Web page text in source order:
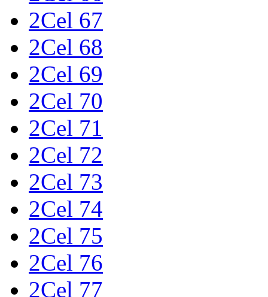
2Cel 67
2Cel 68
2Cel 69
2Cel 70
2Cel 71
2Cel 72
2Cel 73
2Cel 74
2Cel 75
2Cel 76
2Cel 77